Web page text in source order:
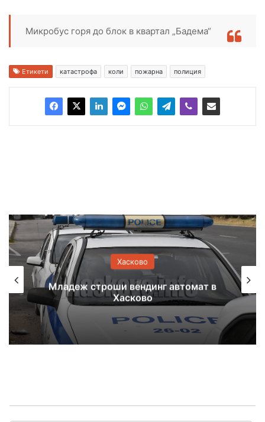
Микробус горя до блок в квартал „Бадема“
Етикети катастрофа коли пожарна полиция
Хасково
Младеж строши вендинг автомат в
Хасково